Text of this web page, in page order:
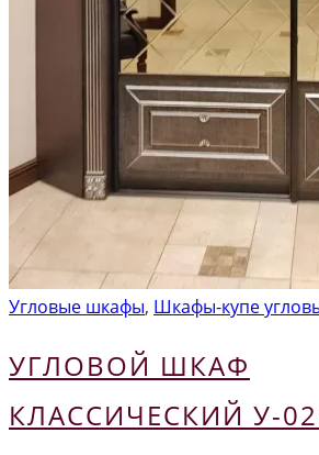
Угловые шкафы, Шкафы-купе
УГЛОВОЙ ШКАФ
КЛАССИЧЕСКИЙ У-